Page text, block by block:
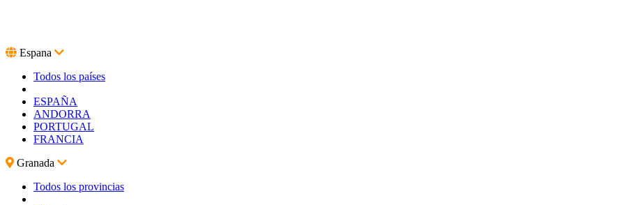
Espana
Todos los países
ESPAÑA
ANDORRA
PORTUGAL
FRANCIA
Granada
Todos los provincias